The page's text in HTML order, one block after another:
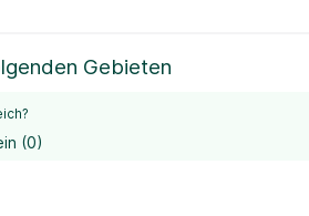
Gebieten
(0)